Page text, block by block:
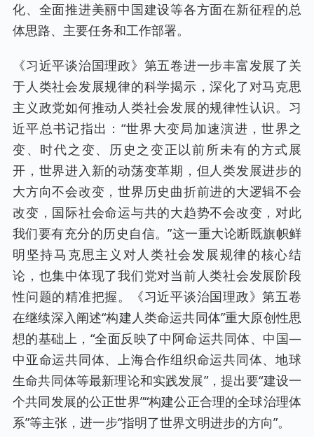
化、全面推进美丽中国建设等各方面在新征程的总
体思路、主要任务和工作部署。
《习近平谈治国理政》第五卷进一步丰富发展了关
于人类社会发展规律的科学揭示，深化了对马克思
主义政党如何推动人类社会发展的规律性认识。习
近平总书记指出：“世界大变局加速演进，世界之
变、时代之变、历史之变正以前所未有的方式展
开，世界进入新的动荡变革期，但人类发展进步的
大方向不会改变，世界历史曲折前进的大逻辑不会
改变，国际社会命运与共的大趋势不会改变，对此
我们要有充分的历史自信。”这一重大论断既旗帜鲜
明坚持马克思主义对人类社会发展规律的核心结
论，也集中体现了我们党对当前人类社会发展阶段
性问题的精准把握。《习近平谈治国理政》第五卷
在继续深入阐述“构建人类命运共同体”重大原创性思
想的基础上，“全面反映了中阿命运共同体、中国—
中亚命运共同体、上海合作组织命运共同体、地球
生命共同体等最新理论和实践发展”，提出要“建设一
个共同发展的公正世界”“构建公正合理的全球治理体
系”等主张，进一步“指明了世界文明进步的方向”。